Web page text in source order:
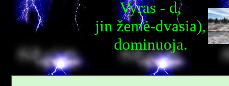
Vyras - d,
jin žemė-dvasia),
dominuoja.